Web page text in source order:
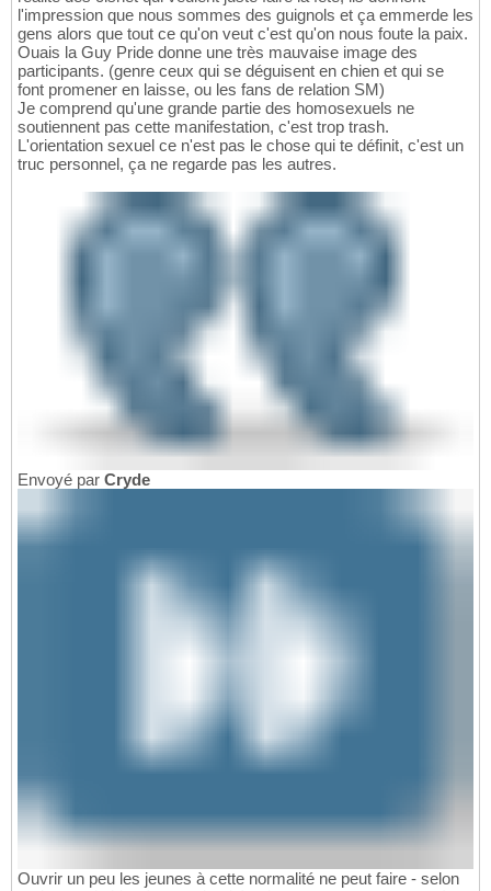
l'impression que nous sommes des guignols et ça emmerde les
gens alors que tout ce qu'on veut c'est qu'on nous foute la paix.
Ouais la Guy Pride donne une très mauvaise image des
participants. (genre ceux qui se déguisent en chien et qui se
font promener en laisse, ou les fans de relation SM)
Je comprend qu'une grande partie des homosexuels ne
soutiennent pas cette manifestation, c'est trop trash.
L'orientation sexuel ce n'est pas le chose qui te définit, c'est un
truc personnel, ça ne regarde pas les autres.
Envoyé par Cryde
Ouvrir un peu les jeunes à cette normalité ne peut faire - selon